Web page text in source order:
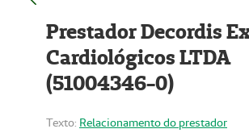
Prestador Decordis
Cardiológicos LTDA
(51004346-0)
Texto: Relacionamento do prestador